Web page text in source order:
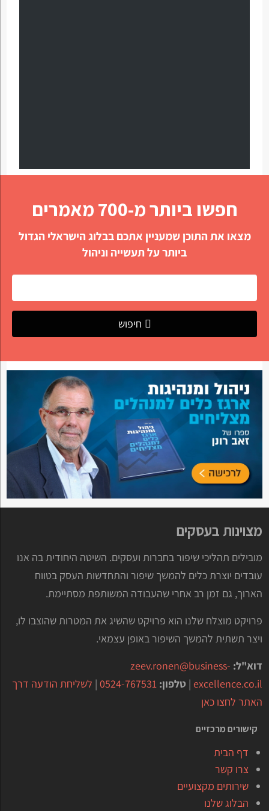
חפשו ביותר מ-700 מאמרים
מצאו את התוכן שמעניין אתכם בבלוג הישראלי הגדול
ביותר על תעשייה וניהול
חיפוש
מצוינות בעסקים
מובילים תהליכי שיפור בחברות ועסקים. השיטה היחודית בה אנו
עובדים יוצרת כלים להמשך שיפור והתחדשות העסק בטווח
הארוך, גם זמן רב אחרי שהעבודה המשותפת מסתיימת.
פרויקט מוצלח שלנו הוא פרויקט שהשיג את המטרות שהוצבו לו,
ויצר תשתית להמשך השיפור באופן עצמאי.
דוא"ל: zeev.ronen@business-
excellence.co.il
| טלפון: 0524-767531
| לשליחת הודעה דרך
האתר לחצו כאן
קישורים מרכזיים
דף הבית
צרו קשר
שירותים מקצועיים
הבלוג שלנו